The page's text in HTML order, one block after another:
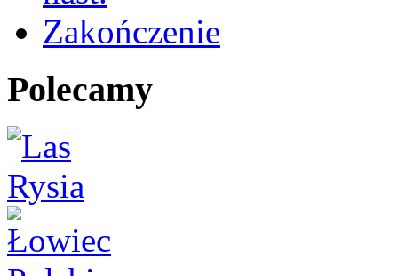
Zakończenie
Polecamy